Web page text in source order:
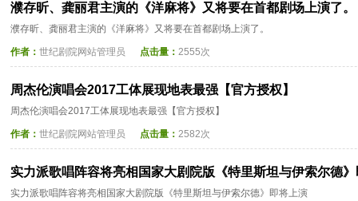
濮存昕、龚丽君主演的《洋麻将》又将要在首都剧场上演了。
濮存昕、龚丽君主演的《洋麻将》又将要在首都剧场上演了。
作者： 世纪剧院网站管理员 点击量： 2555次
周杰伦演唱会2017工体展现地表最强【官方授权】
周杰伦演唱会2017工体展现地表最强【官方授权】
作者： 世纪剧院网站管理员 点击量： 2582次
实力派歌唱阵容将亮相国家大剧院版《特里斯坦与伊索尔德
实力派歌唱阵容将亮相国家大剧院版《特里斯坦与伊索尔德》即将上演